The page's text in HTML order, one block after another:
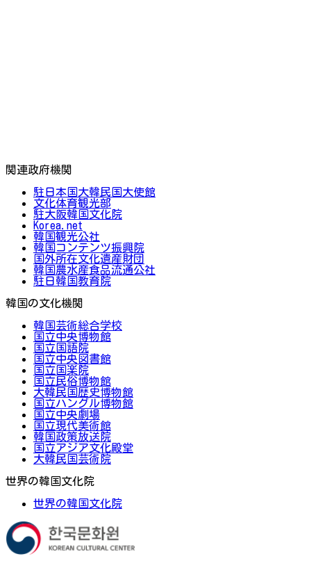
関連政府機関
駐日本国大韓民国大使館
文化体育観光部
駐大阪韓国文化院
Korea.net
韓国観光公社
韓国コンテンツ振興院
国外所在文化遺産財団
韓国農水産食品流通公社
駐日韓国教育院
韓国の文化機関
韓国芸術総合学校
国立中央博物館
国立国語院
国立中央図書館
国立国楽院
国立民俗博物館
大韓民国歴史博物館
国立ハングル博物館
国立中央劇場
国立現代美術館
韓国政策放送院
国立アジア文化殿堂
大韓民国芸術院
世界の韓国文化院
世界の韓国文化院